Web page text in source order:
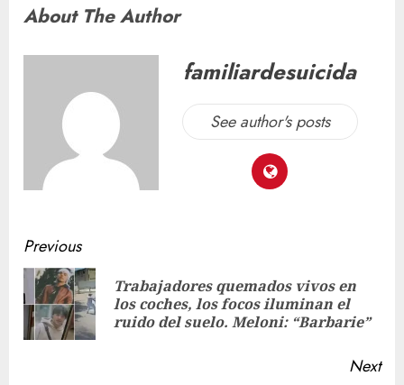
About The Author
familiardesuicida
See author's posts
Previous
Trabajadores quemados vivos en
los coches, los focos iluminan el
ruido del suelo. Meloni: “Barbarie”
Next